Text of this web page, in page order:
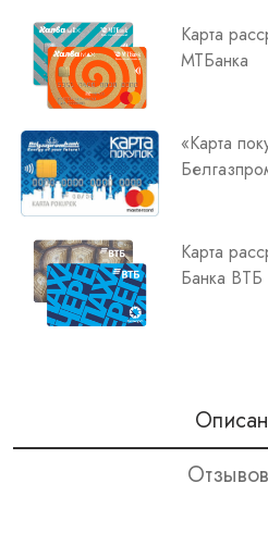
Карта
МТБанка
«Карта
Карта
Банка ВТБ